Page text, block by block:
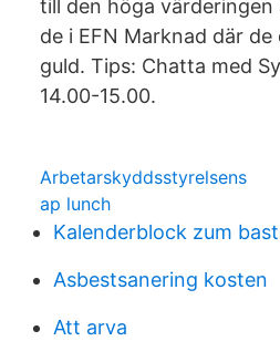
till den höga värderingen
de i EFN Marknad där
guld. Tips: Chatta med
14.00-15.00.
Arbetarskyddsstyrelsens
ap lunch
Kalenderblock zum
Asbestsanering kosten
Att arva